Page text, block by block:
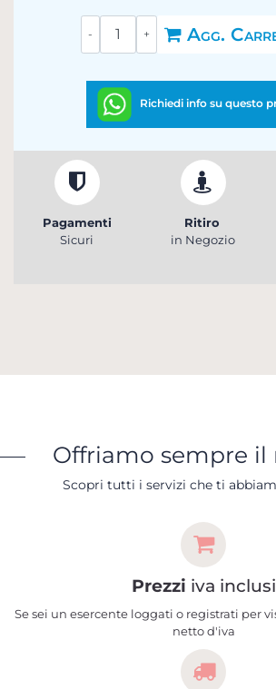
Quantità
Agg.
Richiedi info su questo
Pagamenti
Sicuri
Ritiro
in Negozio
Offriamo sempre il
Scopri tutti i servizi che ti
Prezzi iva inclusi
Se sei un esercente loggati o registrati per
netto d'iva